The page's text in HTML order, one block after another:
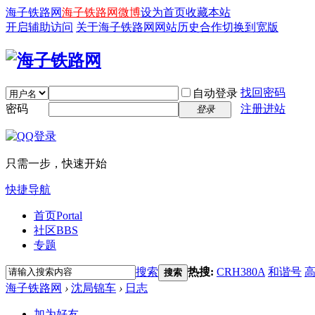
海子铁路网海子铁路网微博设为首页收藏本站
开启辅助访问 关于海子铁路网 网站历史合作切换到宽版
自动登录 找回密码
密码
登录 注册进站
只需一步，快速开始
快捷导航
首页Portal
社区BBS
专题
搜索 搜索 热搜: CRH380A 和谐号
海子铁路网 › 沈局锦车 › 日志